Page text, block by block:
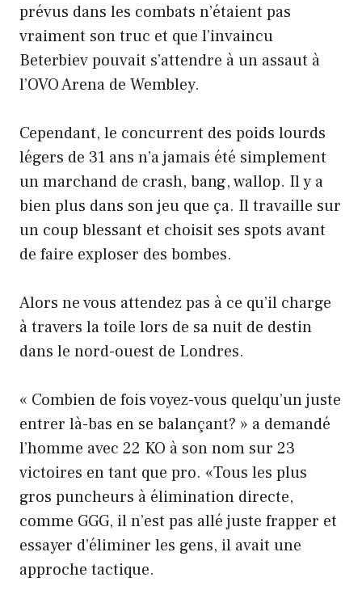
prévus dans les combats n’étaient pas
vraiment son truc et que l’invaincu
Beterbiev pouvait s’attendre à un assaut à
l’OVO Arena de Wembley.
Cependant, le concurrent des poids lourds
légers de 31 ans n’a jamais été simplement
un marchand de crash, bang, wallop. Il y a
bien plus dans son jeu que ça. Il travaille sur
un coup blessant et choisit ses spots avant
de faire exploser des bombes.
Alors ne vous attendez pas à ce qu’il charge
à travers la toile lors de sa nuit de destin
dans le nord-ouest de Londres.
« Combien de fois voyez-vous quelqu’un juste
entrer là-bas en se balançant? » a demandé
l’homme avec 22 KO à son nom sur 23
victoires en tant que pro. «Tous les plus
gros puncheurs à élimination directe,
comme GGG, il n’est pas allé juste frapper et
essayer d’éliminer les gens, il avait une
approche tactique.